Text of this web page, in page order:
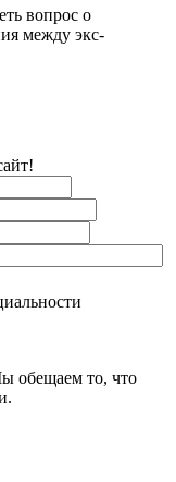
вопрос о
между экс-
обещаем то, что